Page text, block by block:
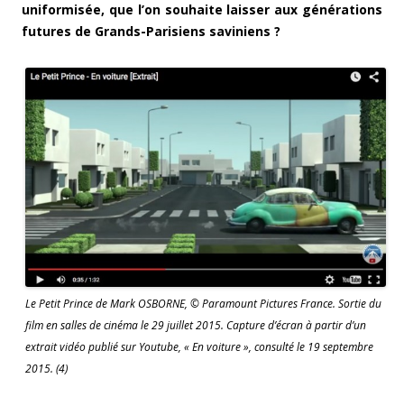
uniformisée, que l’on souhaite laisser aux générations
futures de Grands-Parisiens saviniens ?
Le Petit Prince de Mark OSBORNE, © Paramount Pictures France. Sortie du
film en salles de cinéma le 29 juillet 2015. Capture d’écran à partir d’un
extrait vidéo publié sur Youtube, « En voiture », consulté le 19 septembre
2015. (4)